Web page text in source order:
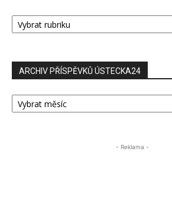
RUBRIKY
PŘÍSPĚVKŮ
ARCHIV PŘÍSPĚVKŮ ÚSTECKA24
ARCHIV
PŘÍSPĚVKŮ
- Reklama -